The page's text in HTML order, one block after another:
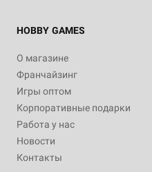
HOBBY GAMES
О магазине
Франчайзинг
Игры оптом
Корпоративные подарки
Работа у нас
Новости
Контакты